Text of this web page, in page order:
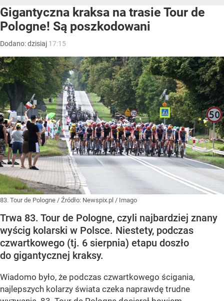
Gigantyczna kraksa na trasie Tour de
Pologne! Są poszkodowani
Dodano:dzisiaj 17:15
83. Tour de Pologne / Źródło: Newspix.pl / Imago
Trwa 83. Tour de Pologne, czyli najbardziej znany
wyścig kolarski w Polsce. Niestety, podczas
czwartkowego (tj. 6 sierpnia) etapu doszło
do gigantycznej kraksy.
Wiadomo było, że podczas czwartkowego ścigania,
najlepszych kolarzy świata czeka naprawdę trudne